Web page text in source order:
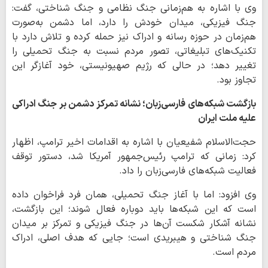
وی با اشاره به هم‌زمانی جنگ نظامی و جنگ شناختی، گفت:
جنگ فیزیکی، میدان خودش را دارد، اما دشمن به‌صورت
هم‌زمان در حوزه رسانه و ادراک نیز حمله کرده و تلاش دارد با
تکنیک‌های تبلیغاتی، تصور مردم نسبت به جنگ تحمیلی را
تغییر دهد؛ در حالی که رژیم صهیونیستی، خود آغازگر این
تجاوز بود.
بازگشت شبکه‌های فارسی‌زبان؛ نشانه تمرکز دشمن بر جنگ ادراکی
علیه ملت ایران
حجت‌الاسلام شفیعیان با اشاره به اقدامات اخیر ترامپ، اظهار
کرد: زمانی که ترامپ رئیس‌جمهور آمریکا شد، دستور توقف
فعالیت شبکه‌های فارسی‌زبان را داد.
وی افزود: اما با آغاز جنگ تحمیلی، همان فرد فراخوان داده
است که این شبکه‌ها باید دوباره فعال شوند؛ این بازگشت،
نشانه آشکار شکست آن‌ها در جنگ فیزیکی و تمرکز بر میدان
جنگ شناختی و هیبریدی است؛ جایی که هدف اصلی، ادراک
مردم است.